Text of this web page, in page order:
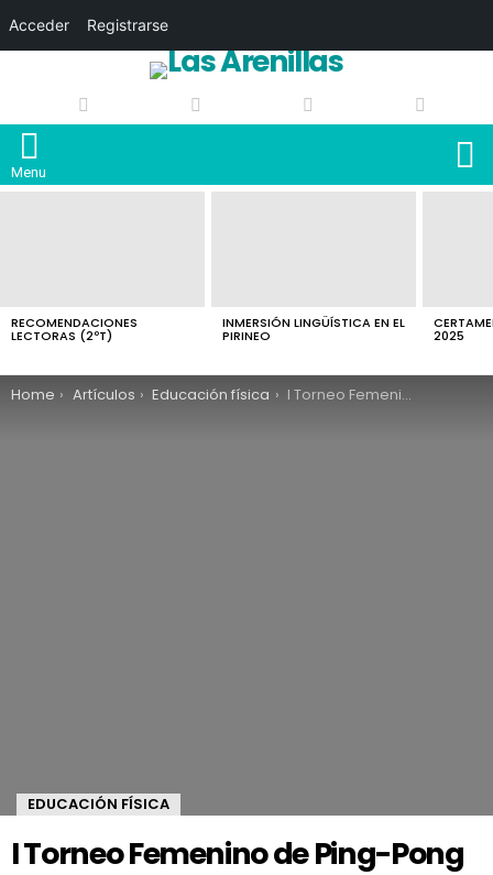
Menu
RECOMENDACIONES
LECTORAS (2ºT)
INMERSIÓN LINGÜÍSTICA EN EL
PIRINEO 2025
You are here:
Home Artículos Educación física I Torneo Femenino de Ping-Pong
EDUCACIÓN FÍSICA
I Torneo Femenino de Ping-Pong
Acceder Registrarse